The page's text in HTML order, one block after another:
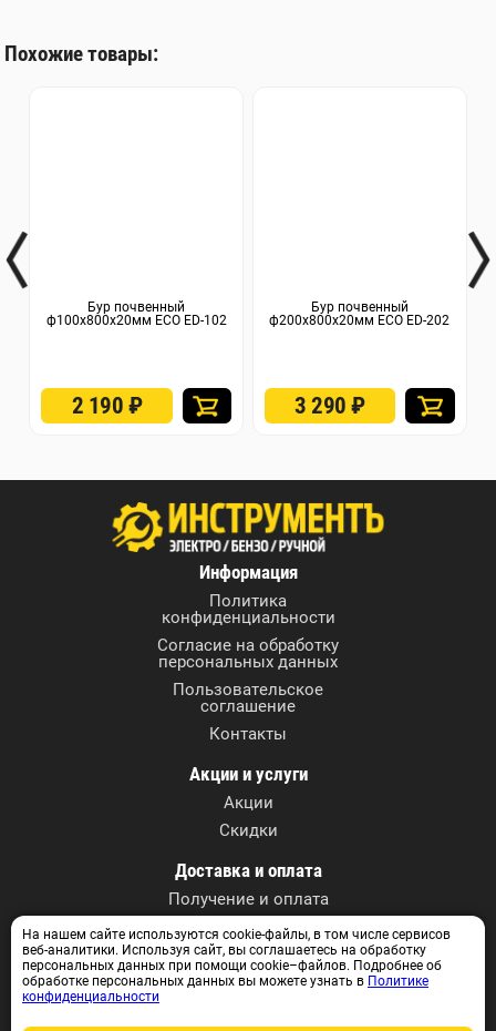
Похожие товары:
Бур почвенный
ф100х800x20мм ECO ED-102
2 190 ₽
Бур почвенный
ф200х800x20мм ECO ED-202
3 290₽
Информация
Политика
конфиденциальности
Согласие на обработку
персональных данных
Пользовательское
соглашение
Контакты
Акции и услуги
Акции
Скидки
Доставка и оплата
Получение и оплата
Контактные данные
г. Томск, ул. А. Иванова, 27
+7 (3822) 590-717
На нашем сайте используются cookie-файлы, в том числе сервисов
веб-аналитики. Используя сайт, вы соглашаетесь на обработку
персональных данных при помощи cookie–файлов. Подробнее об
обработке персональных данных вы можете узнать в Политике
конфиденциальности